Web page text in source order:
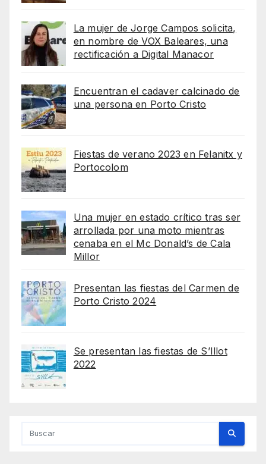
La mujer de Jorge Campos solicita,
en nombre de VOX Baleares, una
rectificación a Digital Manacor
Encuentran el cadaver calcinado de
una persona en Porto Cristo
Fiestas de verano 2023 en Felanitx y
Portocolom
Una mujer en estado crítico tras ser
arrollada por una moto mientras
cenaba en el Mc Donald’s de Cala
Millor
Presentan las fiestas del Carmen de
Porto Cristo 2024
Se presentan las fiestas de S’Illot
2022